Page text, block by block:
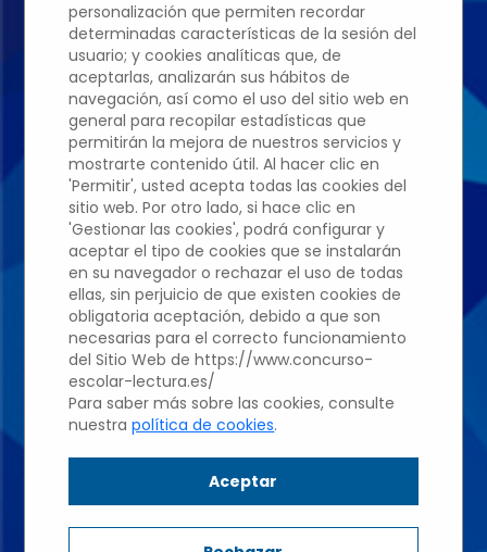
Edición 2022/2023
COLEGIO EUROPEO
DE MADRID
Carlos Maria
García
Profesor: Mª De La Vega
Romo Moreno
2º BACHILLERATO - Aula: 2º de bachillerato B
personalización que permiten recordar
determinadas características de la sesión del
usuario; y cookies analíticas que, de
aceptarlas, analizarán sus hábitos de
navegación, así como el uso del sitio web en
general para recopilar estadísticas que
permitirán la mejora de nuestros servicios y
mostrarte contenido útil. Al hacer clic en
'Permitir', usted acepta todas las cookies del
sitio web. Por otro lado, si hace clic en
'Gestionar las cookies', podrá configurar y
aceptar el tipo de cookies que se instalarán
en su navegador o rechazar el uso de todas
ellas, sin perjuicio de que existen cookies de
obligatoria aceptación, debido a que son
necesarias para el correcto funcionamiento
del Sitio Web de https://www.concurso-
escolar-lectura.es/
Para saber más sobre las cookies, consulte
nuestrapolítica de cookies.
Aceptar